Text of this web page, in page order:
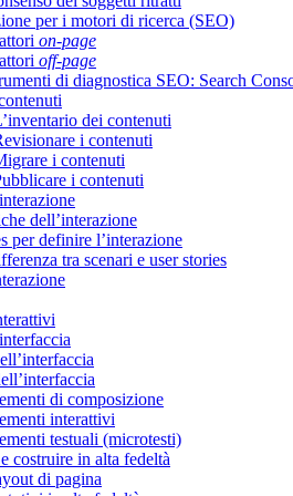
per i motori di ricerca (SEO)
on-page
off-page
di diagnostica SEO: Search
dei contenuti
i contenuti
i contenuti
i contenuti
dell’interazione
per definire l’interazione
tra scenari e user stories
di composizione
interattivi
testuali (microtesti)
costruire in alta fedeltà
di pagina